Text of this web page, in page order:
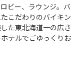
ビー、ラウンジ。バ
こだわりのバイキン
た東北海道一の広さ
テルでごゆっくりお